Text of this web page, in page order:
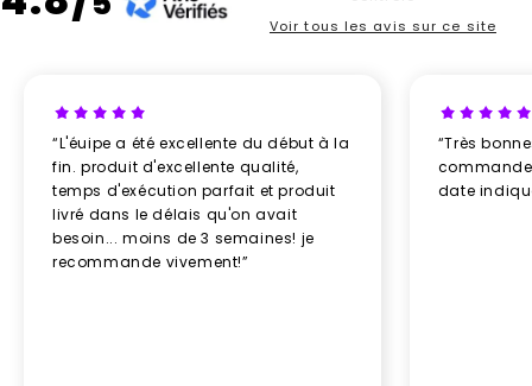
Voir tous les avis sur ce site
“L'éuipe a été excellente du début à la
fin. produit d'excellente qualité,
temps d'exécution parfait et produit
livré dans le délais qu'on avait
besoin... moins de 3 semaines! je
recommande vivement!”
“Très
date